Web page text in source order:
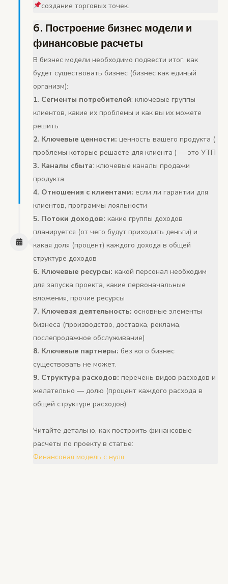
создание торговых точек.
6. Построение бизнес модели и
финансовые расчеты
В бизнес модели необходимо подвести итог, как
будет существовать бизнес (бизнес как единый
организм):
1. Сегменты потребителей: ключевые группы
клиентов, какие их проблемы и как вы их можете
решить
2. Ключевые ценности: ценность вашего продукта (
проблемы которые решаете для клиента ) — это УТП
3. Каналы сбыта: ключевые каналы продажи
продукта
4. Отношения с клиентами: если ли гарантии для
клиентов, программы лояльности
5. Потоки доходов: какие группы доходов
планируется (от чего будут приходить деньги) и
какая доля (процент) каждого дохода в общей
структуре доходов
6. Ключевые ресурсы: какой персонал необходим
для запуска проекта, какие первоначальные
вложения, прочие ресурсы
7. Ключевая деятельность: основные элементы
бизнеса (производство, доставка, реклама,
послепродажное обслуживание)
8. Ключевые партнеры: без кого бизнес
существовать не может.
9. Структура расходов: перечень видов расходов и
желательно — долю (процент каждого расхода в
общей структуре расходов).
Читайте детально, как построить финансовые
расчеты по проекту в статье:
Финансовая модель с нуля